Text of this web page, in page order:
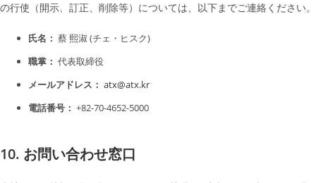
の行使（開示、訂正、削除等）については、以下までご連絡ください。
氏名： 蔡 熙淑 (チェ・ヒスク)
職掌： 代表取締役
メールアドレス： atx@atx.kr
電話番号： +82-70-4652-5000
10. お問い合わせ窓口